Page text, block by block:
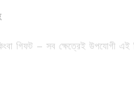
গিফট – সব ক্ষেত্রেই উপযোগী এই